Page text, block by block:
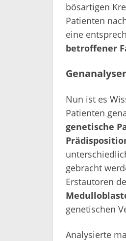
bösartigen
Patienten
eine
betroffener
Nun ist es
Patienten
genetische
gebracht
Erstautoren
genetischen
Analysierte